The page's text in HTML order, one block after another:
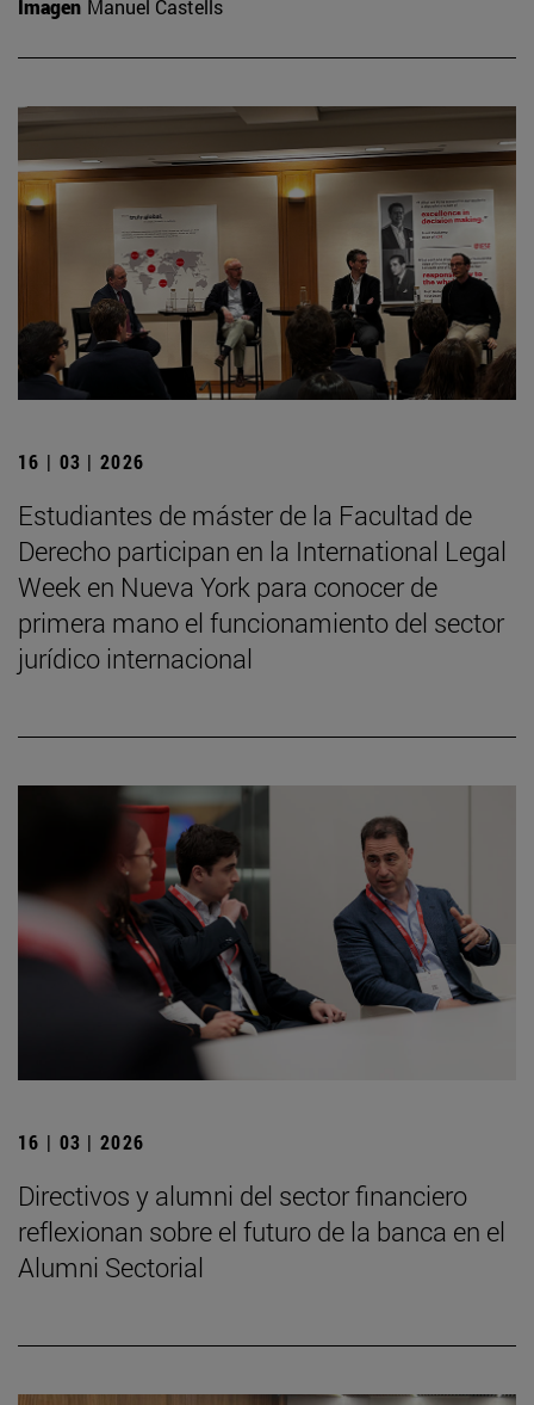
Imagen Manuel Castells
16 | 03 | 2026
Estudiantes de máster de la Facultad de
Derecho participan en la International Legal
Week en Nueva York para conocer de
primera mano el funcionamiento del sector
jurídico internacional
16 | 03 | 2026
Directivos y alumni del sector financiero
reflexionan sobre el futuro de la banca en el
Alumni Sectorial